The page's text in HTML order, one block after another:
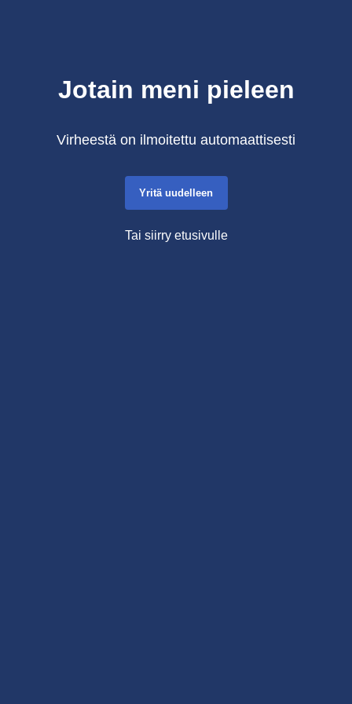
Jotain meni pieleen
Virheestä on ilmoitettu automaattisesti
Yritä uudelleen
Tai siirry etusivulle